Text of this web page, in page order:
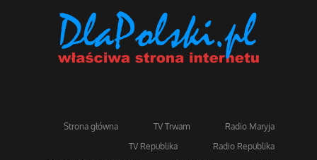
Strona główna TV Trwam
Radio Maryja
TV Republika
Radio Republika